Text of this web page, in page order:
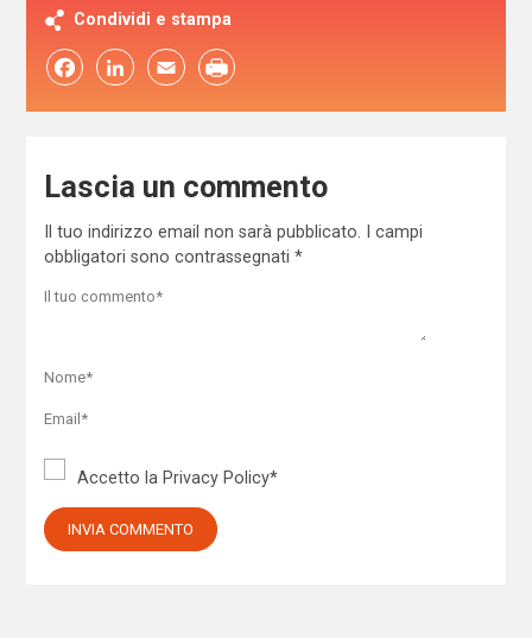
Condividi e stampa
FacebookLinkedIn Email
Lascia un commento
Il tuo indirizzo email non sarà pubblicato.
I campi
obbligatori sono contrassegnati *
Accetto la Privacy Policy*